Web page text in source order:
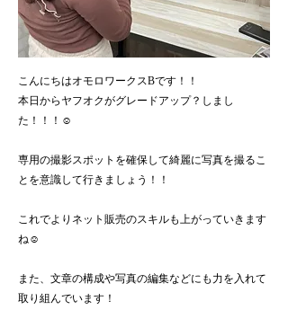
こんにちはオモロワークスBです！！
本日からヤフオクがグレードアップ？しまし
た！！！☺️
専用の撮影スポットを確保して綺麗に写真を撮るこ
とを意識して行きましょう！！
これでよりネット販売のスキルも上がっていきます
ね☺️
また、文章の構成や写真の編集などにも力を入れて
取り組んでいます！